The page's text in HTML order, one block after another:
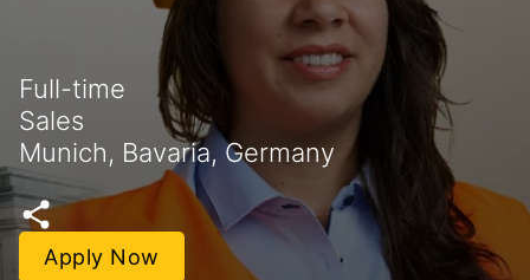
Full-time
Sales
Munich, Bavaria, Germany
Apply Now